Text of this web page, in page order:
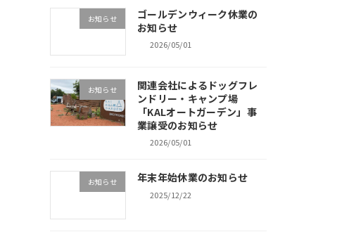
お知らせ
ゴールデンウィーク休業の
お知らせ
2026/05/01
お知らせ
関連会社によるドッグフレ
ンドリー・キャンプ場
「KALオートガーデン」事
業譲受のお知らせ
2026/05/01
お知らせ 年末年始休業のお知らせ
2025/12/22